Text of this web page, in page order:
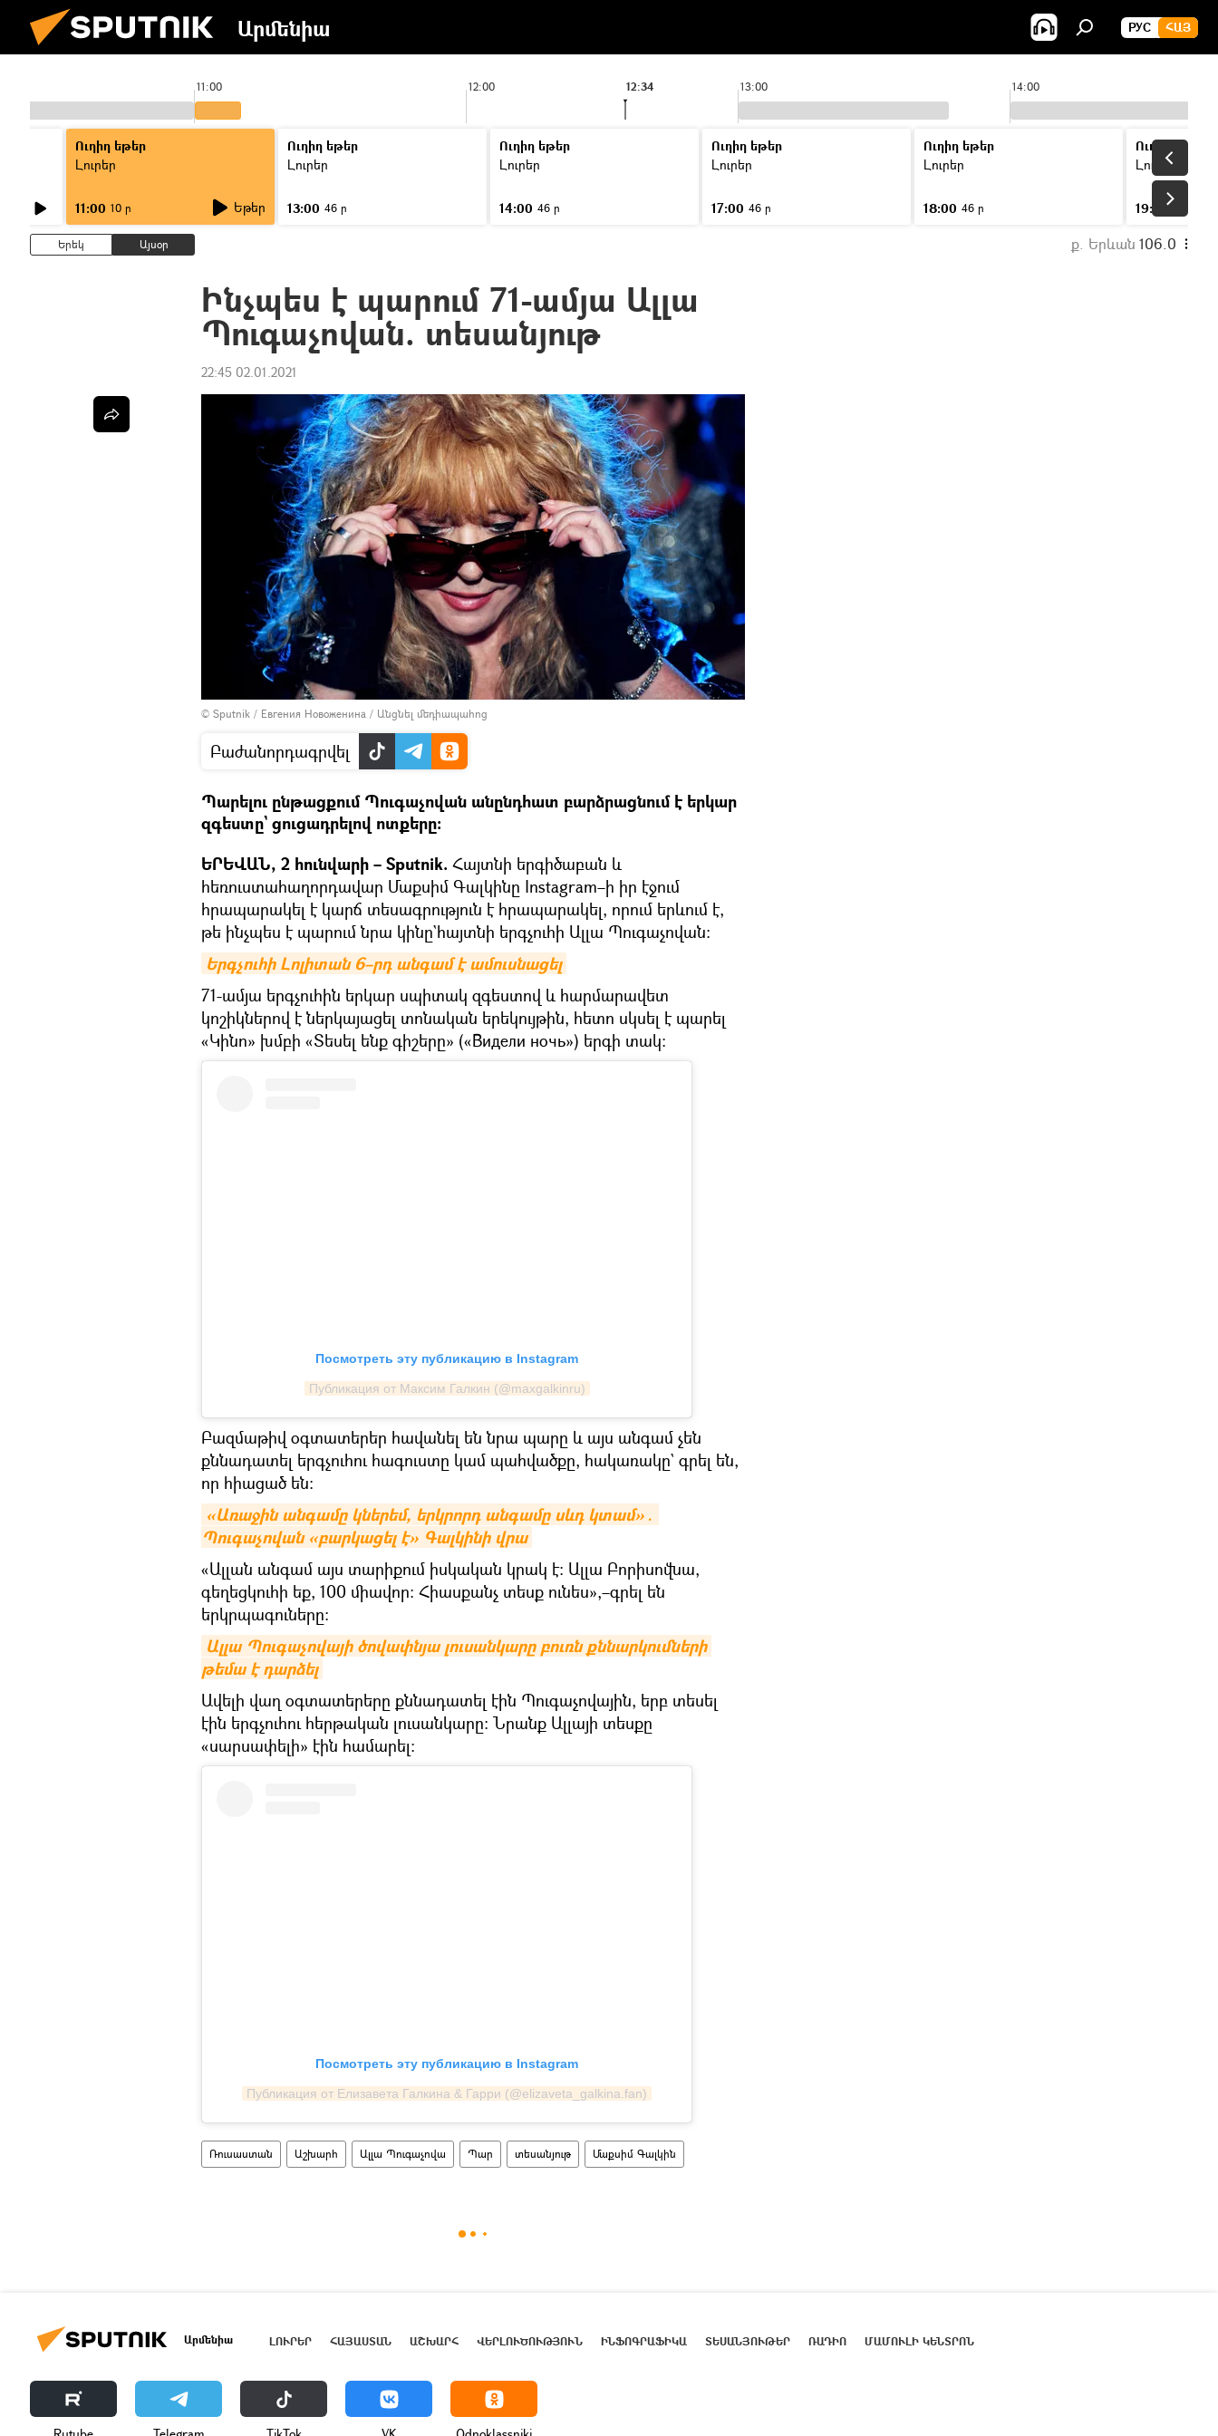
Արմենիա РУС ՀԱՅ
11:00 12:00 13:00 14:00
12:34
Ուղիղ եթեր
Լուրեր
11:00 10 ր Եթեր
Ուղիղ եթեր
Լուրեր
13:00 46 ր
Ուղիղ եթեր
Լուրեր
14:00 46 ր
Ուղիղ եթեր
Լուրեր
17:00 46 ր
Ուղիղ եթեր
Լուրեր
18:00 46 ր
Ուղիղ եթեր
Լուրեր
19:00
Երեկ Այսօր ք. Երևան 106.0
Ինչպես է պարում 71-ամյա Ալլա
Պուգաչովան. տեսանյութ
22:45 02.01.2021
© Sputnik / Евгения Новоженина / Անցնել մեդիապահոց
Բաժանորդագրվել
Պարելու ընթացքում Պուգաչովան անընդհատ բարձրացնում է երկար
զգեստը` ցուցադրելով ոտքերը։
ԵՐԵՎԱՆ, 2 հունվարի – Sputnik. Հայտնի երգիծաբան և
հեռուստահաղորդավար Մաքսիմ Գալկինը Instagram–ի իր էջում
հրապարակել է կարճ տեսագրություն է հրապարակել, որում երևում է,
թե ինչպես է պարում նրա կինը`հայտնի երգչուհի Ալլա Պուգաչովան։
Երգչուհի Լոլիտան 6–րդ անգամ է ամուսնացել
71-ամյա երգչուհին երկար սպիտակ զգեստով և հարմարավետ
կոշիկներով է ներկայացել տոնական երեկույթին, հետո սկսել է պարել
«Կինո» խմբի «Տեսել ենք գիշերը» («Видели ночь») երգի տակ։
Посмотреть эту публикацию в Instagram
Публикация от Максим Галкин (@maxgalkinru)
Բազմաթիվ օգտատերեր հավանել են նրա պարը և այս անգամ չեն
քննադատել երգչուհու հագուստը կամ պահվածքը, հակառակը` գրել են,
որ հիացած են։
«Առաջին անգամը կներեմ, երկրորդ անգամը սևդ կտամ»․
Պուգաչովան «բարկացել է» Գալկինի վրա
«Ալլան անգամ այս տարիքում իսկական կրակ է։ Ալլա Բորիսովնա,
գեղեցկուհի եք, 100 միավոր։ Հիասքանչ տեսք ունես»,–գրել են
երկրպագուները։
Ալլա Պուգաչովայի ծովափնյա լուսանկարը բուռն քննարկումների
թեմա է դարձել
Ավելի վաղ օգտատերերը քննադատել էին Պուգաչովային, երբ տեսել
էին երգչուհու հերթական լուսանկարը։ Նրանք Ալլայի տեսքը
«սարսափելի» էին համարել։
Посмотреть эту публикацию в Instagram
Публикация от Елизавета Галкина & Гарри (@elizaveta_galkina.fan)
Ռուսաստան Աշխարհ Ալլա Պուգաչովա Պար տեսանյութ Մաքսիմ Գալկին
Արմենիա ԼՈՒՐԵՐ ՀԱՅԱՍՏԱՆ ԱՇԽԱՐՀ ՎԵՐԼՈՒԾՈՒԹՅՈՒՆ ԻՆՖՈԳՐԱՖԻԿԱ ՏԵՍԱՆՅՈՒԹԵՐ ՌԱԴԻՈ ՄԱՄՈՒԼԻ ԿԵՆՏՐՈՆ